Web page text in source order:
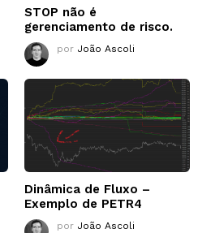
STOP não é
gerenciamento de risco.
por João Ascoli
Dinâmica de Fluxo –
Exemplo de PETR4
por João Ascoli